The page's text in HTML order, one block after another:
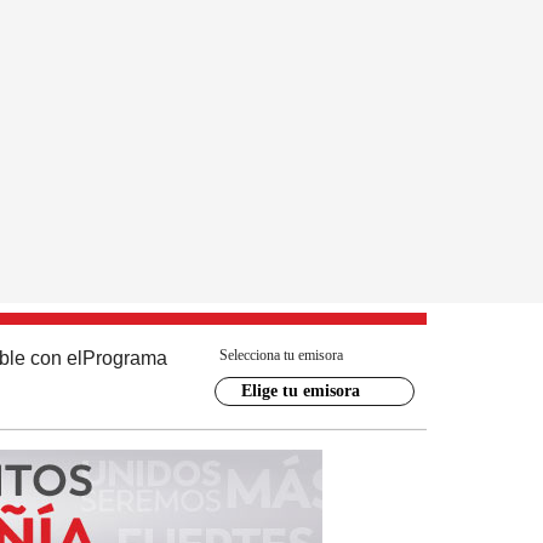
con el Programa Selecciona tu emisora
Elige tu emisora